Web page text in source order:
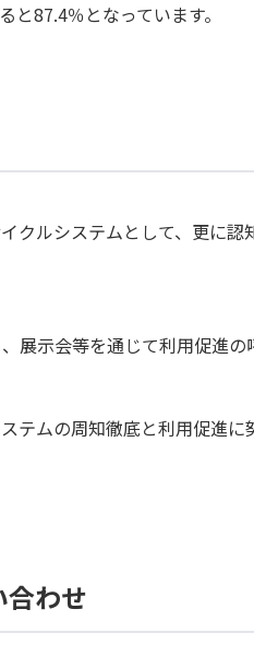
87.4％となっています。
クルシステムとして、更に
示会等を通じて利用促進の
ムの周知徹底と利用促進に
わせ